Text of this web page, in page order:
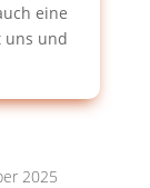
eine
uns und
2025